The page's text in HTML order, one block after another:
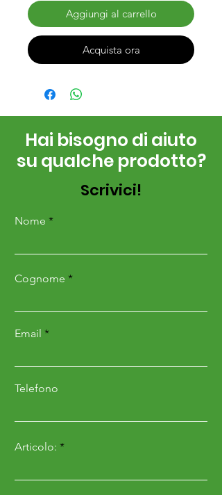
Aggiungi al carrello
Acquista ora
Hai bisogno di aiuto
su qualche prodotto?
Scrivici!
Nome
Cognome
Email
Telefono
Articolo: